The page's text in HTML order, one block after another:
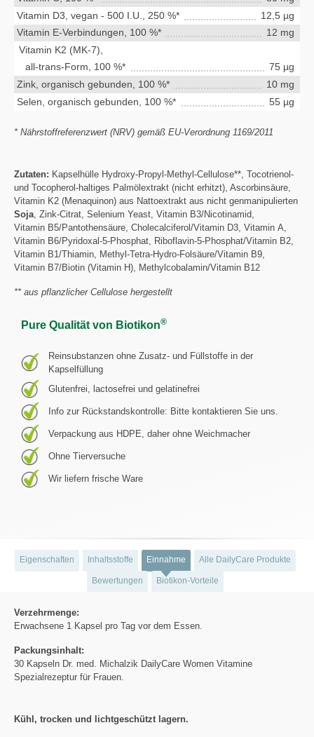
Vitamin D3, vegan - 500 I.U., 250 %*
12,5 µg
Vitamin E-Verbindungen, 100 %*
12 mg
Vitamin K2 (MK-7),
all-trans-Form, 100 %*
75 µg
Zink, organisch gebunden, 100 %*
10 mg
Selen, organisch gebunden, 100 %*
55 µg
* Nährstoffreferenzwert (NRV) gemäß EU-Verordnung 1169/2011
Zutaten: Kapselhülle Hydroxy-Propyl-Methyl-Cellulose**, Tocotrienol-
und Tocopherol-haltiges Palmölextrakt (nicht erhitzt), Ascorbinsäure,
Vitamin K2 (Menaquinon) aus Nattoextrakt aus nicht genmanipulierten
Soja , Zink-Citrat, Selenium Yeast, Vitamin B3/Nicotinamid,
Vitamin B5/Pantothensäure, Cholecalciferol/Vitamin D3, Vitamin A,
Vitamin B6/Pyridoxal-5-Phosphat, Riboflavin-5-Phosphat/Vitamin B2,
Vitamin B1/Thiamin, Methyl-Tetra-Hydro-Folsäure/Vitamin B9,
Vitamin B7/Biotin (Vitamin H), Methylcobalamin/Vitamin B12
** aus pflanzlicher Cellulose hergestellt
Pure Qualität von Biotikon®
Reinsubstanzen ohne Zusatz- und Füllstoffe in der
Kapselfüllung
Glutenfrei, lactosefrei und gelatinefrei
Info zur Rückstandskontrolle: Bitte kontaktieren Sie uns.
Verpackung aus HDPE, daher ohne Weichmacher
Ohne Tierversuche
Wir liefern frische Ware
Eigenschaften Inhaltsstoffe Einnahme Alle DailyCare Produkte
Bewertungen Biotikon-Vorteile
Verzehrmenge:
Erwachsene 1 Kapsel pro Tag vor dem Essen.
Packungsinhalt:
30 Kapseln Dr. med. Michalzik DailyCare Women Vitamine
Spezialrezeptur für Frauen.
Kühl, trocken und lichtgeschützt lagern.